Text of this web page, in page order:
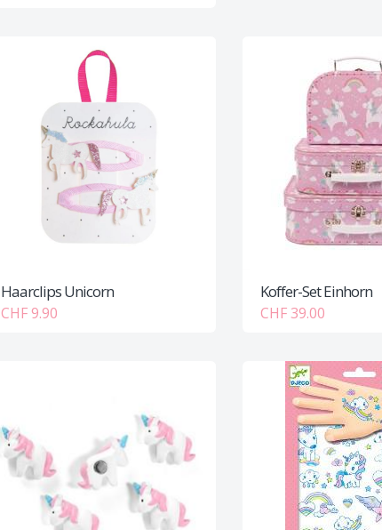
Haarclips Unicorn
CHF 9.90
Koffer-Set Einhorn
CHF 39.00